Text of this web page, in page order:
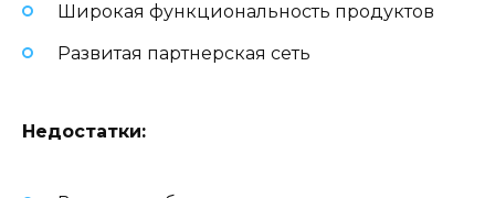
Широкая функциональность продуктов
Развитая партнерская сеть
Недостатки: